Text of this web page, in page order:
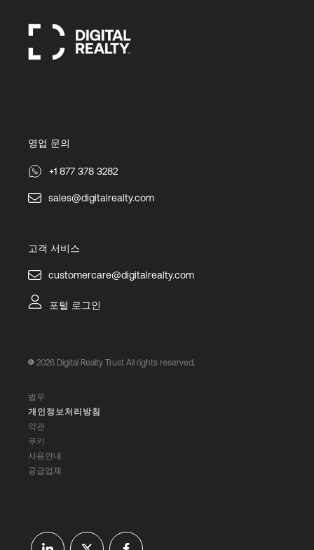
영업 문의
+1 877 378 3282
sales@digitalrealty.com
고객 서비스
customercare@digitalrealty.com
포털 로그인
2026 Digital Realty Trust All rights reserved.
법무
개인정보처리방침
약관
쿠키
사용안내
공급업체